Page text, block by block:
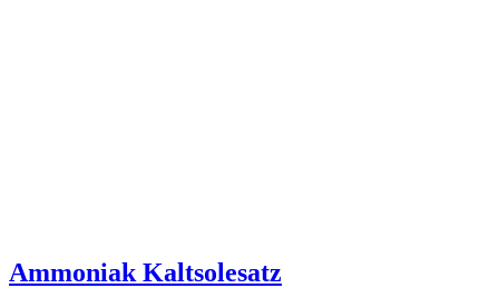
Ammoniak Kaltsolesatz